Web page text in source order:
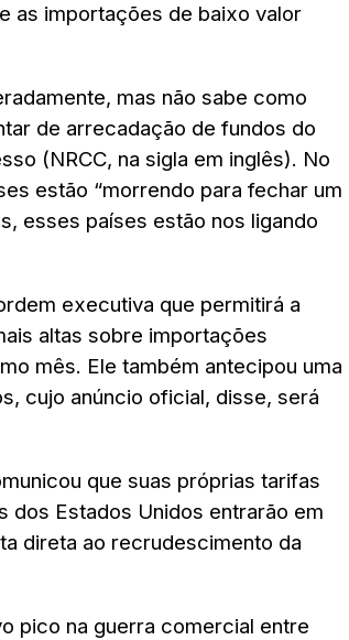
as importações de baixo valor
mas não sabe como
de arrecadação de fundos do
(NRCC, na sigla em inglês). No
estão “morrendo para fechar um
esses países estão nos ligando
executiva que permitirá a
altas sobre importações
mês. Ele também antecipou uma
cujo anúncio oficial, disse, será
que suas próprias tarifas
Estados Unidos entrarão em
direta ao recrudescimento da
pico na guerra comercial entre